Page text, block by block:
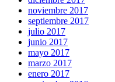
noviembre 2017
septiembre 2017
julio 2017
junio 2017
mayo 2017
marzo 2017
enero 2017